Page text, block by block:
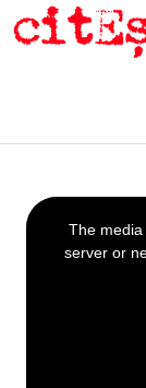
This
is
a
The
server or